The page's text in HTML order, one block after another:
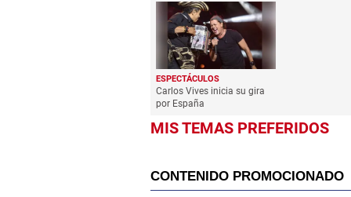
ESPECTÁCULOS
Carlos Vives inicia su gira
por España
MIS TEMAS PREFERIDOS